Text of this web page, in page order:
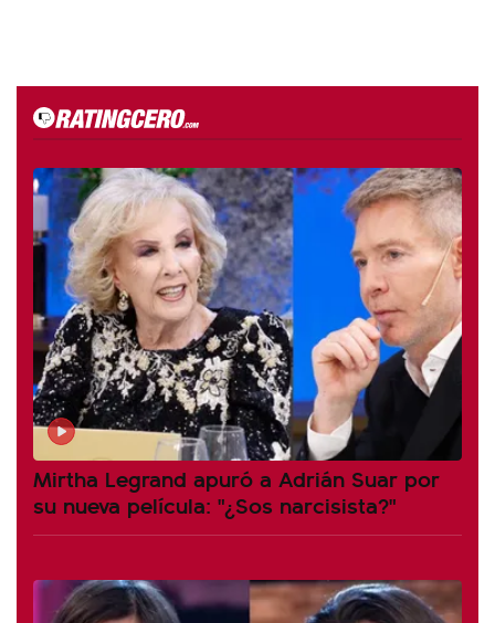
Mirtha Legrand apuró a Adrián Suar por
su nueva película: "¿Sos narcisista?"